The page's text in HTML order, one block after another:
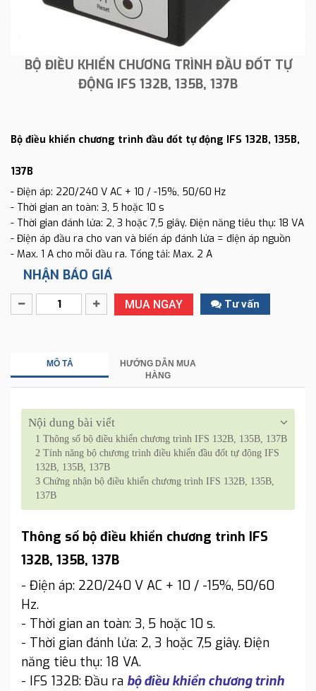
BỘ ĐIỀU KHIỂN CHƯƠNG TRÌNH ĐẦU ĐỐT TỰ
ĐỘNG IFS 132B, 135B, 137B
Bộ điều khiển chương trình đầu đốt tự động IFS 132B, 135B,
137B
- Điện áp: 220/240 V AC + 10 / -15%, 50/60 Hz
- Thời gian an toàn: 3, 5 hoặc 10 s
- Thời gian đánh lửa: 2, 3 hoặc 7,5 giây. Điện năng tiêu thụ: 18 VA
- Điện áp đầu ra cho van và biến áp đánh lửa = điện áp nguồn
- Max. 1 A cho mỗi đầu ra. Tổng tải: Max. 2 A
NHẬN BÁO GIÁ
MUA NGAY Tư vấn
MÔ TẢ
HƯỚNG DẪN MUA
HÀNG
Nội dung bài viết
1 Thông số bộ điều khiển chương trình IFS 132B, 135B, 137B
2 Tính năng bộ chương trình điều khiển đầu đốt tự động IFS
132B, 135B, 137B
3 Chứng nhận bộ điều khiển chương trình IFS 132B, 135B,
137B
Thông số bộ điều khiển chương trình IFS
132B, 135B, 137B
- Điện áp: 220/240 V AC + 10 / -15%, 50/60
Hz.
- Thời gian an toàn: 3, 5 hoặc 10 s.
- Thời gian đánh lửa: 2, 3 hoặc 7,5 giây. Điện
năng tiêu thụ: 18 VA.
- IFS 132B: Đầu ra bộ điều khiển chương trình